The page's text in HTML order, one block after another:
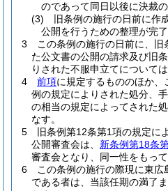
のであって同日以後に決裁
(3)
旧条例の施行の日前に作
公開を行うための整理が完
3
この条例の施行の日前に、
た公文書の公開の請求及び旧
りされた不服申立てについて
4
前項に規定するもののほか
例の規定によりされた処分、
の相当の規定によってされた
なす。
5
旧条例第12条第1項の規定に
公開審査会は、 新条例第18条
審査会となり、同一性をもっ
6
この条例の施行の際現に東
である者は、当該任期の満了